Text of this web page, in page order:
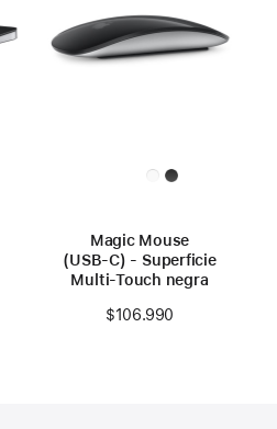
Magic Mouse
(USB‑C) - Superficie
Multi‑Touch negra
$106.990